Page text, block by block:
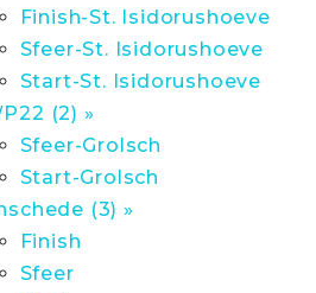
Finish-St. Isidorushoeve
Sfeer-St. Isidorushoeve
Start-St. Isidorushoeve
(2) »
Sfeer-Grolsch
Start-Grolsch
(3) »
Finish
Sfeer